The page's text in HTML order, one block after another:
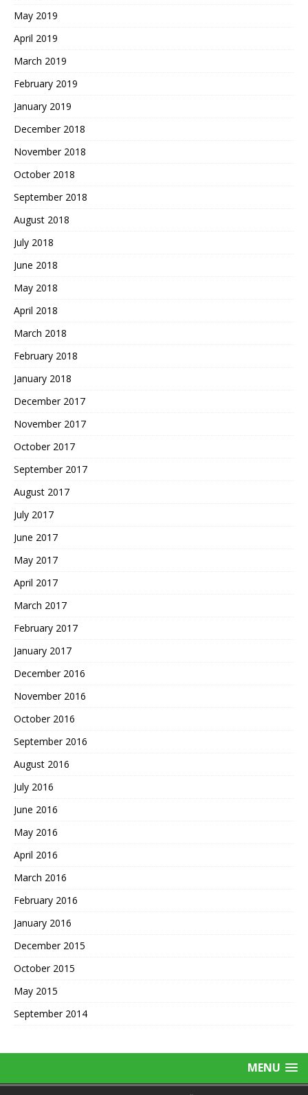
May 2019
April 2019
March 2019
February 2019
January 2019
December 2018
November 2018
October 2018
September 2018
August 2018
July 2018
June 2018
May 2018
April 2018
March 2018
February 2018
January 2018
December 2017
November 2017
October 2017
September 2017
August 2017
July 2017
June 2017
May 2017
April 2017
March 2017
February 2017
January 2017
December 2016
November 2016
October 2016
September 2016
August 2016
July 2016
June 2016
May 2016
April 2016
March 2016
February 2016
January 2016
December 2015
October 2015
May 2015
September 2014
MENU